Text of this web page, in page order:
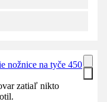
nožnice na tyče 450
zatiaľ nikto